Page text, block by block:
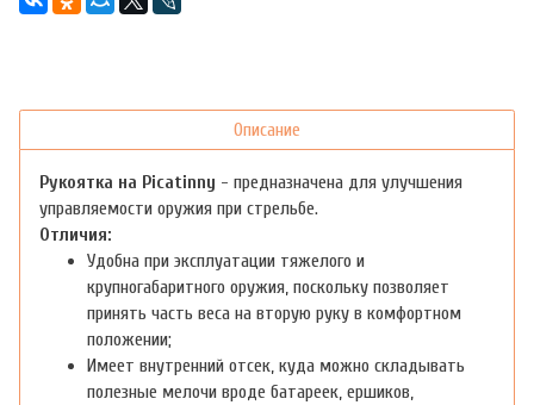
Описание
Рукоятка на Picatinny - предназначена для улучшения
управляемости оружия при стрельбе.
Отличия:
Удобна при эксплуатации тяжелого и
крупногабаритного оружия, поскольку позволяет
принять часть веса на вторую руку в комфортном
положении;
Имеет внутренний отсек, куда можно складывать
полезные мелочи вроде батареек, ершиков,